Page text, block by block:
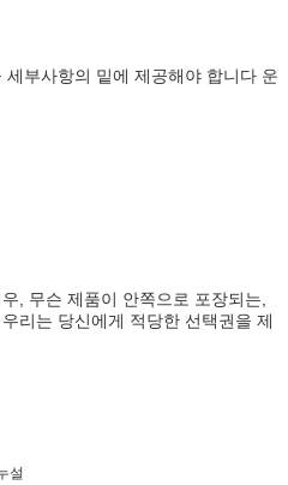
부사항의 밑에 제공해야 합니다 운
, 무슨 제품이 안쪽으로 포장되는,
리는 당신에게 적당한 선택권을 제
설